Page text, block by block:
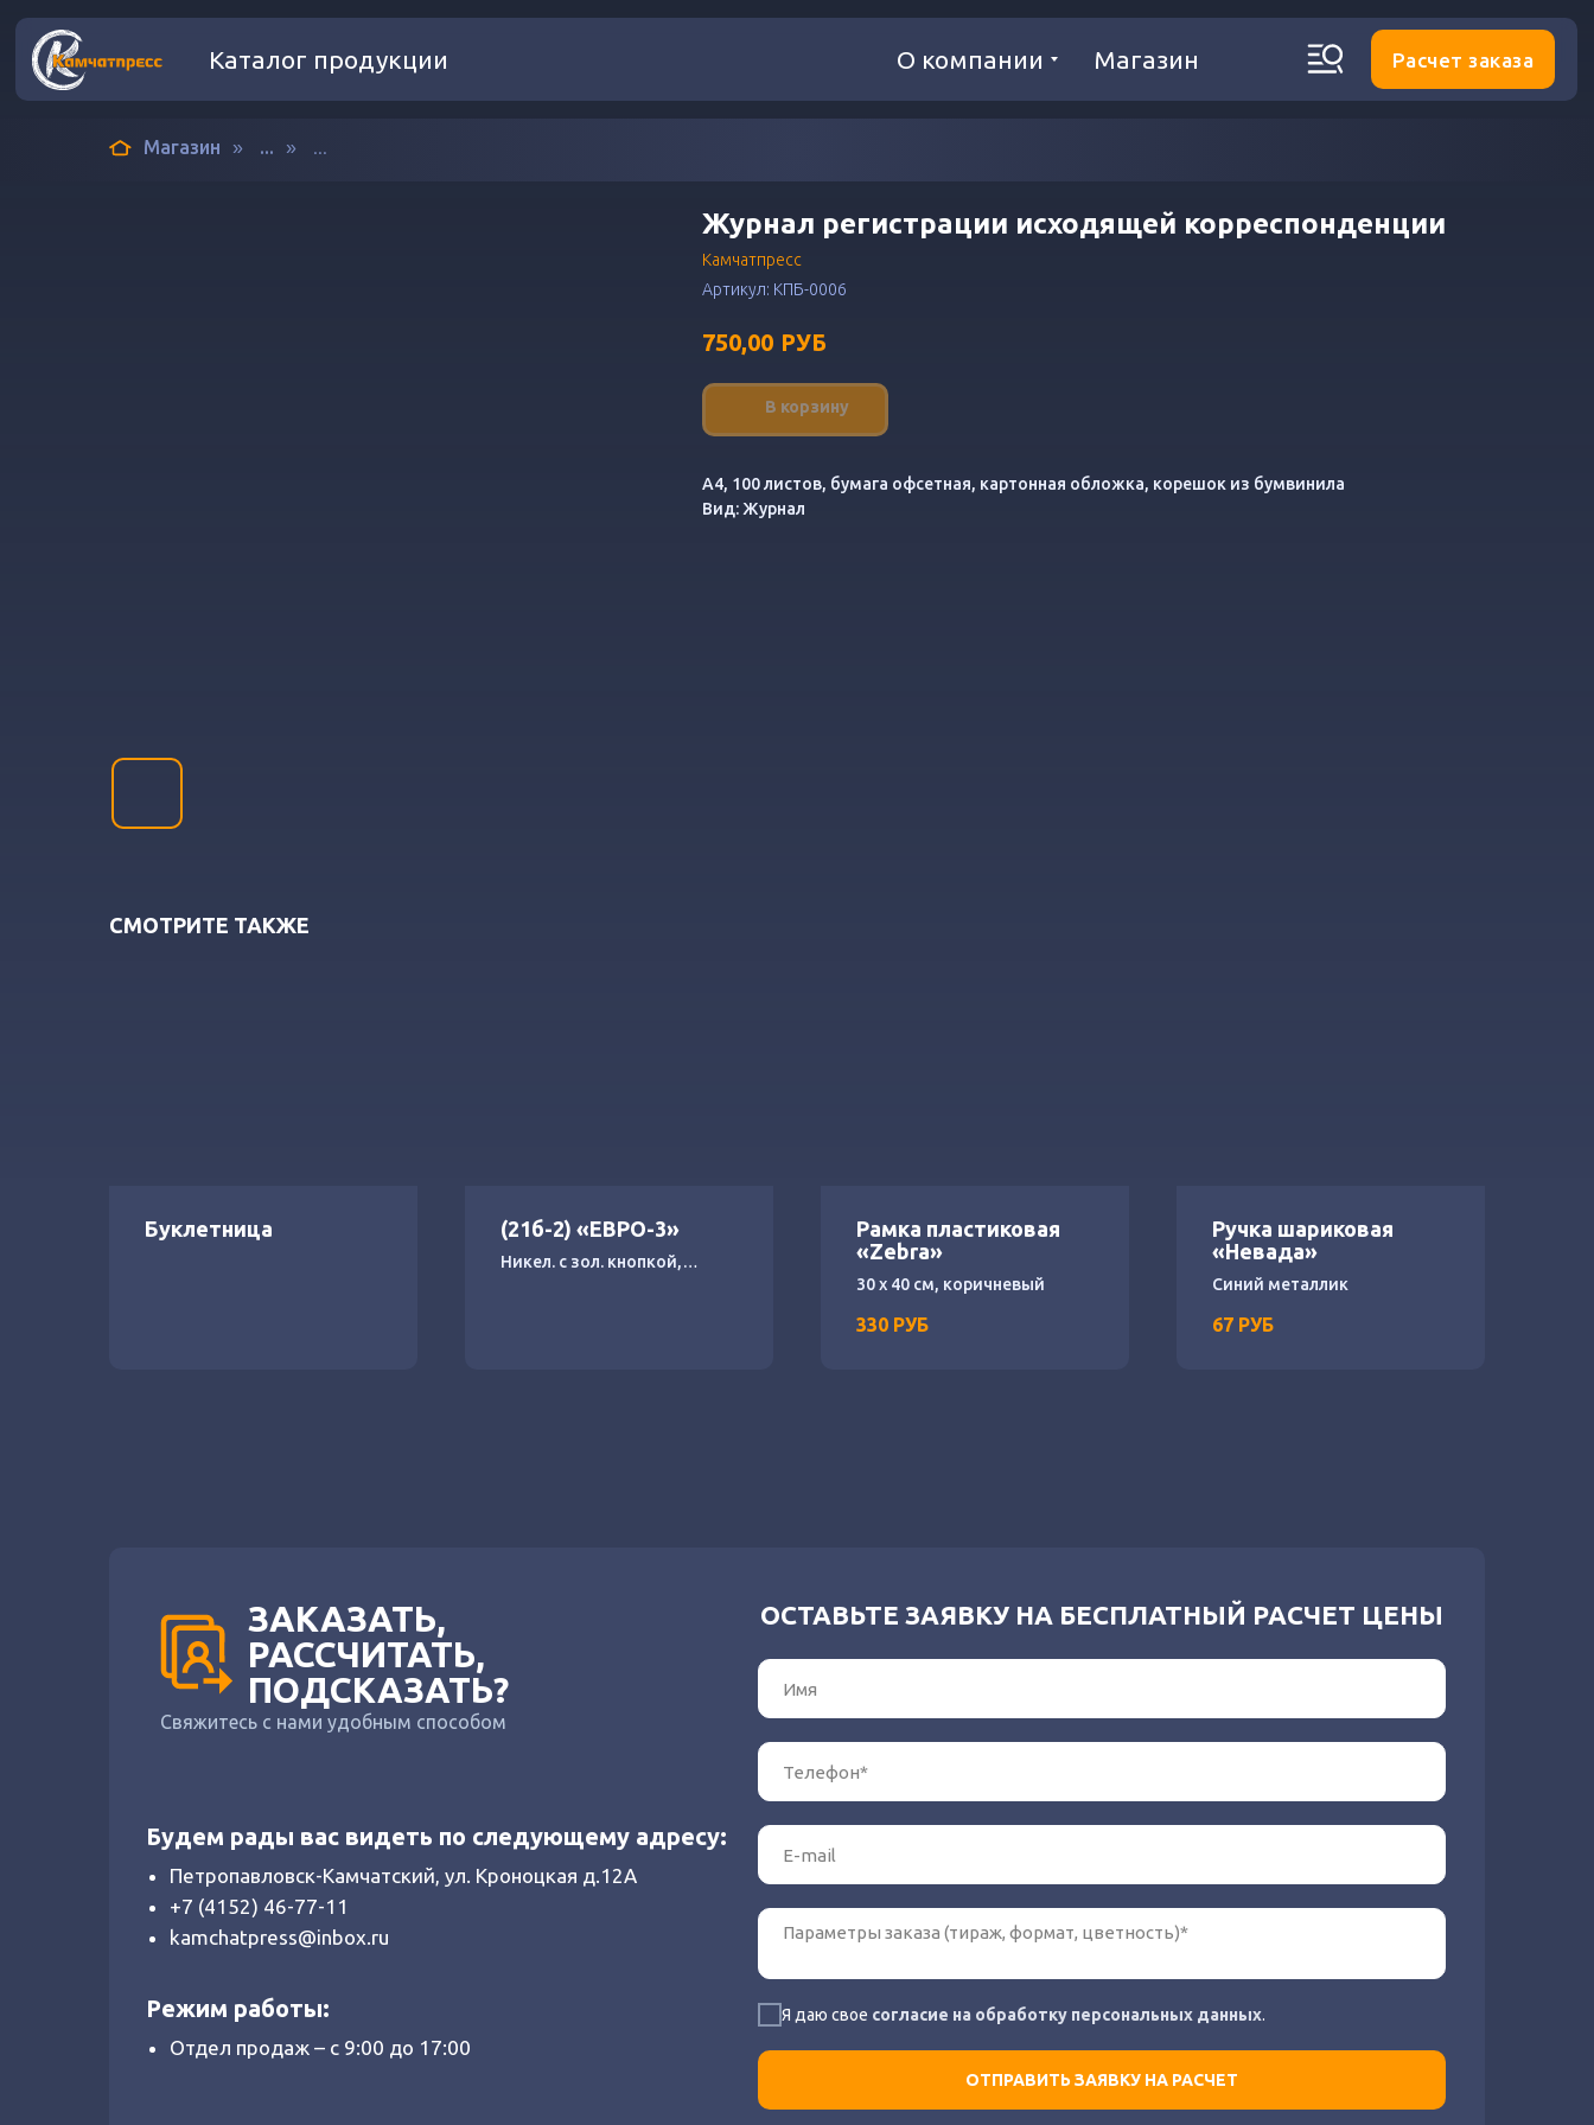
Расчет заказа
Каталог продукции О компании Магазин
Магазин » ... » ...
Журнал регистрации исходящей корреспонденции
Камчатпресс
Артикул: КПБ-0006
750,00 РУБ
В корзину
А4, 100 листов, бумага офсетная, картонная обложка, корешок из бумвинила
Вид: Журнал
СМОТРИТЕ ТАКЖЕ
Буклетница (21б-2) «ЕВРО-3»
Никел. с зол. кнопкой,
Рамка пластиковая
«Zebra»
30 х 40 см, коричневый
330 РУБ
Ручка шариковая
«Невада»
Синий металлик
67 РУБ
Я даю свое согласие на обработку персональных данных.
ОТПРАВИТЬ ЗАЯВКУ НА РАСЧЕТ
ЗАКАЗАТЬ,
РАССЧИТАТЬ,
ПОДСКАЗАТЬ?
Свяжитесь с нами удобным способом
Петропавловск-Камчатский, ул. Кроноцкая д.12А
+7 (4152) 46-77-11
kamchatpress@inbox.ru
Будем рады вас видеть по следующему адресу:
Отдел продаж – с 9:00 до 17:00
Режим работы:
ОСТАВЬТЕ ЗАЯВКУ НА БЕСПЛАТНЫЙ РАСЧЕТ ЦЕНЫ